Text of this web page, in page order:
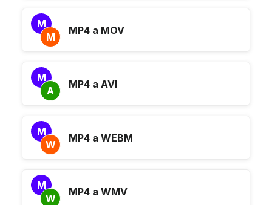
M
M
MP4 a MOV
M
A
MP4 a AVI
M
W
MP4 a WEBM
M
W
MP4 a WMV